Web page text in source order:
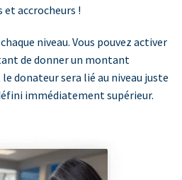
et accrocheurs !
niveau. Vous pouvez activer
de donner un montant
donateur sera lié au niveau juste
immédiatement supérieur.